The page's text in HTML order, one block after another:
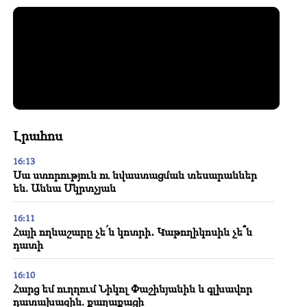
Լրահոս
16:13
Սա ստորություն ու նվաստացման տեսարաններ
են. Աննա Մկրտչյան
16:11
Հայի ողնաշարը չե՛ն կոտրի․ Կաթողիկոսին չե՞ն
դատի
16:10
Հարց եմ ուղղում Նիկոլ Փաշինյանին և գլխավոր
դատախազին. քաղաքացի